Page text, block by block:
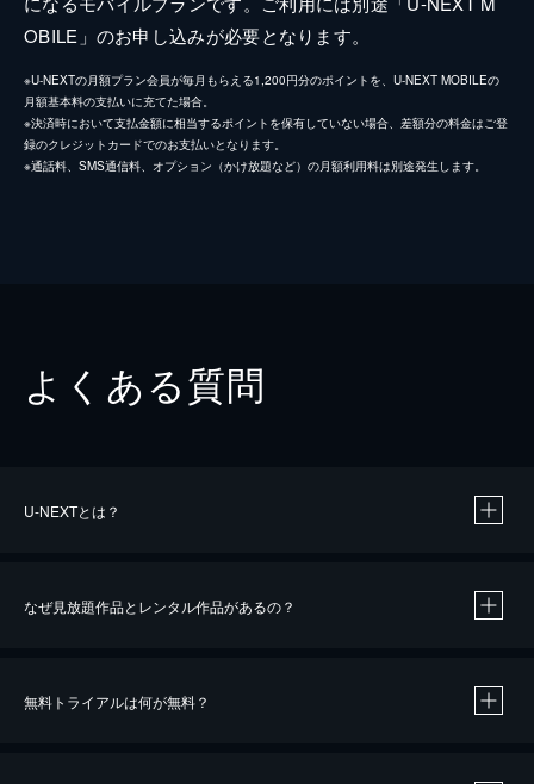
OBILE」のお申し込みが必要となります。
※U-NEXTの月額プラン会員が毎月もらえる1,200円分のポイントを、U-NEXT MOBILEの
月額基本料の支払いに充てた場合。
※決済時において支払金額に相当するポイントを保有していない場合、差額分の料金はご登
録のクレジットカードでのお支払いとなります。
※通話料、SMS通信料、オプション（かけ放題など）の月額利用料は別途発生します。
よくある質問
U-NEXTとは？
なぜ見放題作品とレンタル作品があるの？
無料トライアルは何が無料？